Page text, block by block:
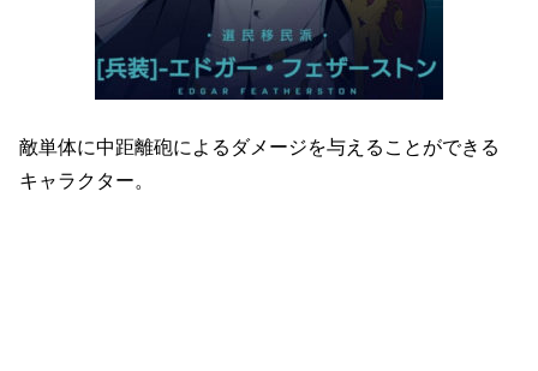
敵単体に中距離砲によるダメージを与えることができる
キャラクター。